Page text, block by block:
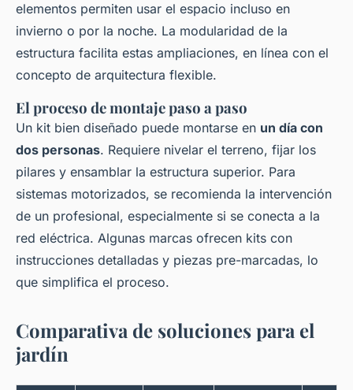
elementos permiten usar el espacio incluso en
invierno o por la noche. La modularidad de la
estructura facilita estas ampliaciones, en línea con el
concepto de arquitectura flexible.
El proceso de montaje paso a paso
Un kit bien diseñado puede montarse en un día con
dos personas. Requiere nivelar el terreno, fijar los
pilares y ensamblar la estructura superior. Para
sistemas motorizados, se recomienda la intervención
de un profesional, especialmente si se conecta a la
red eléctrica. Algunas marcas ofrecen kits con
instrucciones detalladas y piezas pre-marcadas, lo
que simplifica el proceso.
Comparativa de soluciones para el
jardín